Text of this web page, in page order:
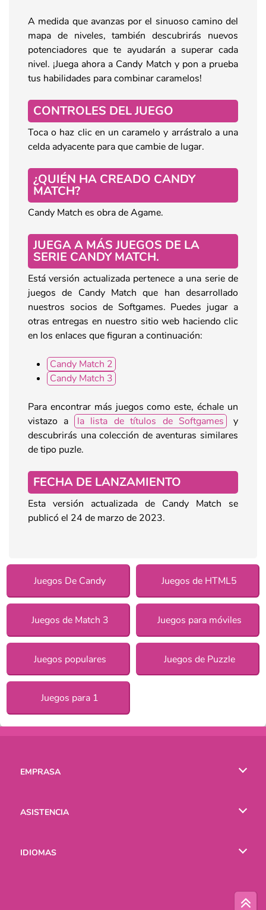
A medida que avanzas por el sinuoso camino del
mapa de niveles, también descubrirás nuevos
potenciadores que te ayudarán a superar cada
nivel. ¡Juega ahora a Candy Match y pon a prueba
tus habilidades para combinar caramelos!
CONTROLES DEL JUEGO
Toca o haz clic en un caramelo y arrástralo a una
celda adyacente para que cambie de lugar.
¿QUIÉN HA CREADO CANDY
MATCH?
Candy Match es obra de Agame.
JUEGA A MÁS JUEGOS DE LA
SERIE CANDY MATCH.
Está versión actualizada pertenece a una serie de
juegos de Candy Match que han desarrollado
nuestros socios de Softgames. Puedes jugar a
otras entregas en nuestro sitio web haciendo clic
en los enlaces que figuran a continuación:
Candy Match 2
Candy Match 3
Para encontrar más juegos como este, échale un
vistazo a
la lista de títulos de Softgames
y
descubrirás una colección de aventuras similares
de tipo puzle.
FECHA DE LANZAMIENTO
Esta versión actualizada de Candy Match se
publicó el 24 de marzo de 2023.
Juegos De Candy Juegos de HTML5
Juegos de Match 3 Juegos para móviles
Juegos populares Juegos de Puzzle
Juegos para 1
EMPRASA
ASISTENCIA
IDIOMAS